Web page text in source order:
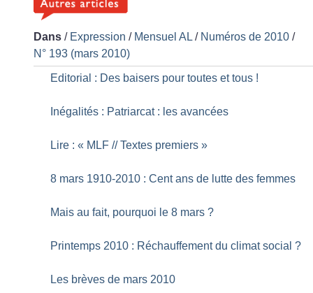
Dans / Expression / Mensuel AL / Numéros de 2010 /
N° 193 (mars 2010)
Editorial : Des baisers pour toutes et tous !
Inégalités : Patriarcat : les avancées
Lire : « MLF // Textes premiers »
8 mars 1910-2010 : Cent ans de lutte des femmes
Mais au fait, pourquoi le 8 mars ?
Printemps 2010 : Réchauffement du climat social ?
Les brèves de mars 2010